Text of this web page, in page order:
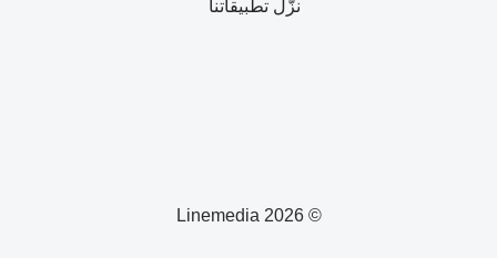
© 2026 Linemedia
نزّل تطبيقاتنا